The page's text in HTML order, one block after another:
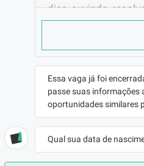
dias, ouvindo,
interação.
PORQUE
Você já pensou em
do mundo?
Já pensou em
seguimentos e
mercado? Gosta de
E ainda ter plano
antes mesmo de
Essa vaga já foi
passe suas informações
oportunidades similares
Qual sua data de